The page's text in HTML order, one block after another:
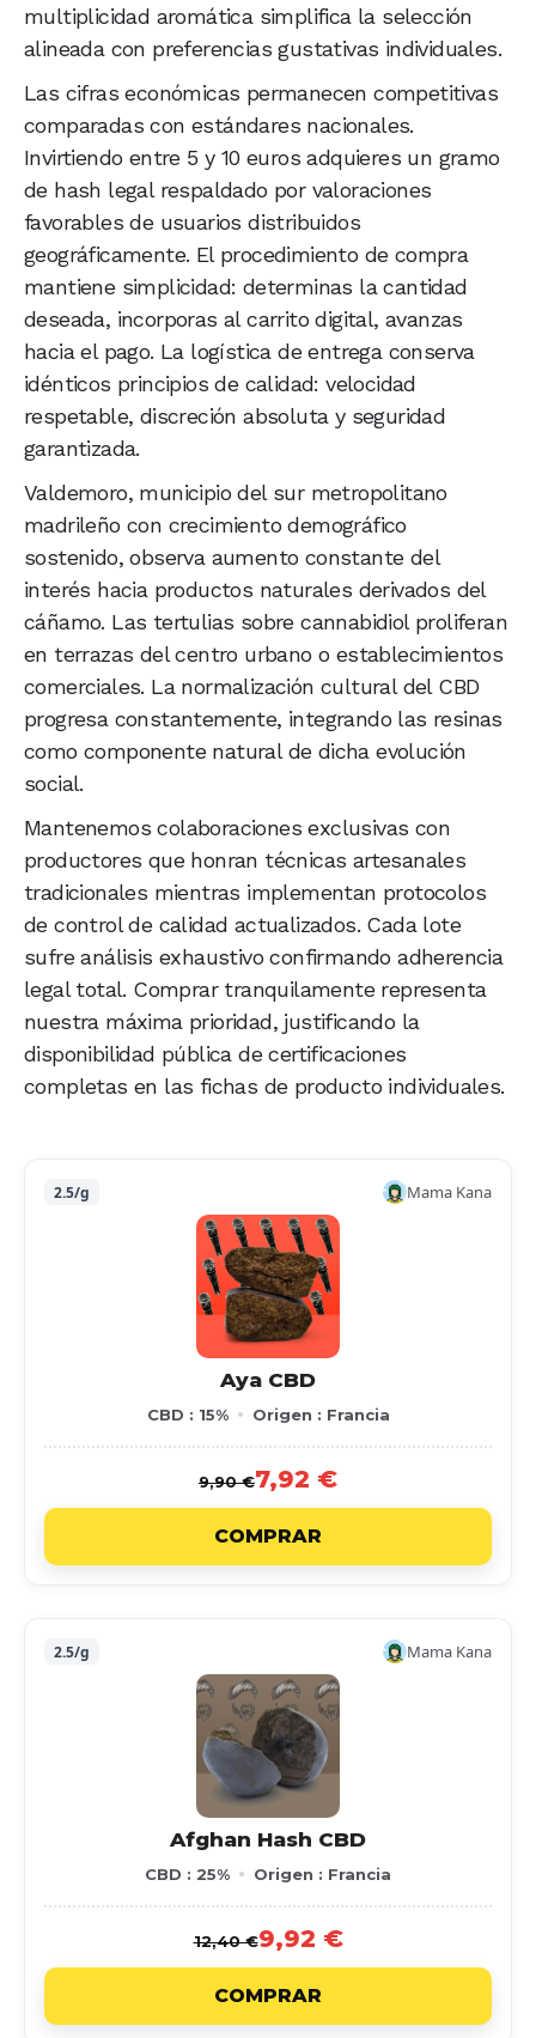
multiplicidad aromática simplifica la selección
alineada con preferencias gustativas individuales.
Las cifras económicas permanecen competitivas
comparadas con estándares nacionales.
Invirtiendo entre 5 y 10 euros adquieres un gramo
de hash legal respaldado por valoraciones
favorables de usuarios distribuidos
geográficamente. El procedimiento de compra
mantiene simplicidad: determinas la cantidad
deseada, incorporas al carrito digital, avanzas
hacia el pago. La logística de entrega conserva
idénticos principios de calidad: velocidad
respetable, discreción absoluta y seguridad
garantizada.
Valdemoro, municipio del sur metropolitano
madrileño con crecimiento demográfico
sostenido, observa aumento constante del
interés hacia productos naturales derivados del
cáñamo. Las tertulias sobre cannabidiol proliferan
en terrazas del centro urbano o establecimientos
comerciales. La normalización cultural del CBD
progresa constantemente, integrando las resinas
como componente natural de dicha evolución
social.
Mantenemos colaboraciones exclusivas con
productores que honran técnicas artesanales
tradicionales mientras implementan protocolos
de control de calidad actualizados. Cada lote
sufre análisis exhaustivo confirmando adherencia
legal total. Comprar tranquilamente representa
nuestra máxima prioridad, justificando la
disponibilidad pública de certificaciones
completas en las fichas de producto individuales.
2.5/g Mama Kana
Aya CBD
CBD : 15% Origen : Francia
9,90 €7,92 €
COMPRAR
2.5/g Mama Kana
Afghan Hash CBD
CBD : 25% Origen : Francia
12,40 €9,92 €
COMPRAR